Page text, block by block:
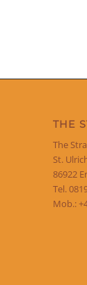
THE
The
St.
86922
Tel.
Mob.: